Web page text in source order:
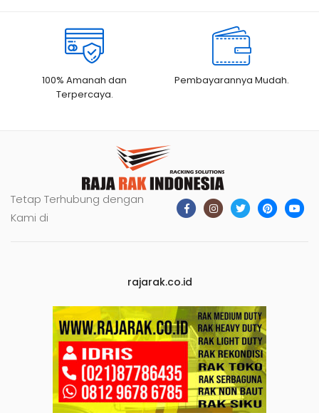
100% Amanah dan
Terpercaya.
Pembayarannya Mudah.
Tetap Terhubung dengan
Kami di
rajarak.co.id